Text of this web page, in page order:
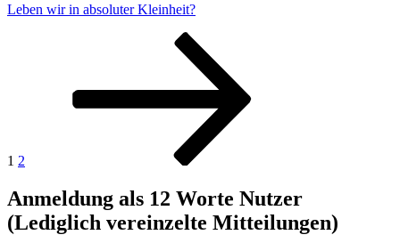
Leben wir in absoluter Kleinheit?
Seitennummerierung
Beiträge
1 2
Anmeldung als 12 Worte Nutzer
(Lediglich vereinzelte Mitteilungen)